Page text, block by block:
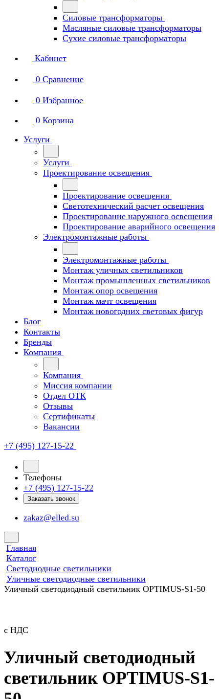
Силовые трансформаторы
Масляные силовые трансформаторы
Сухие силовые трансформаторы
Кабинет
0 Сравнение
0 Избранное
0 Корзина
Услуги
Услуги
Проектирование освещения
Проектирование освещения
Светотехнический расчет освещения
Проектирование наружного освещения
Проектирование аварийного освещения
Электромонтажные работы
Электромонтажные работы
Монтаж уличных светильников
Монтаж промышленных светильников
Монтаж опор освещения
Монтаж мачт освещения
Монтаж новогодних световых фигур
Блог
Контакты
Бренды
Компания
Компания
Миссия компании
Отдел ОТК
Отзывы
Сертификаты
Вакансии
+7 (495) 127-15-22
Телефоны
+7 (495) 127-15-22
Заказать звонок
zakaz@elled.su
Главная
Каталог
Светодиодные светильники
Уличные светодиодные светильники
Уличный светодиодный светильник OPTIMUS-S1-50
с НДС
Уличный светодиодный
светильник OPTIMUS-S1-